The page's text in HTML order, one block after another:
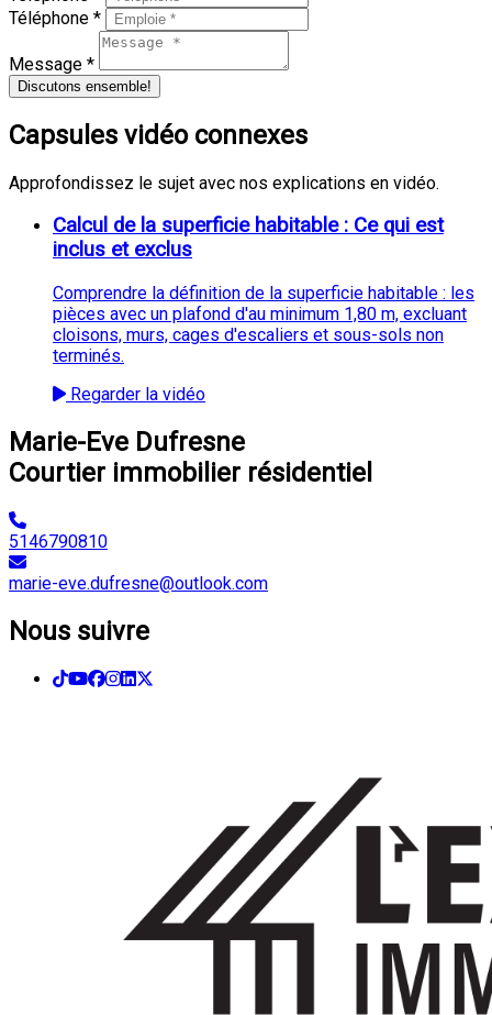
Téléphone *
Message *
Discutons ensemble!
Capsules vidéo connexes
Approfondissez le sujet avec nos explications en vidéo.
Calcul de la superficie habitable : Ce qui est
inclus et exclus
Comprendre la définition de la superficie habitable : les
pièces avec un plafond d'au minimum 1,80 m, excluant
cloisons, murs, cages d'escaliers et sous-sols non
terminés.
Regarder la vidéo
Marie-Eve Dufresne
Courtier immobilier résidentiel
5146790810
marie-eve.dufresne@outlook.com
Nous suivre